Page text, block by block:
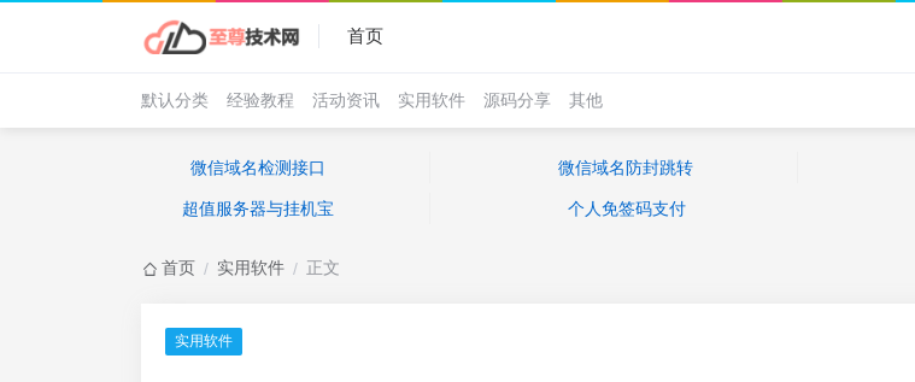
首页
默认分类 经验教程 活动资讯 实用软件 源码分享 其他
微信域名检测接口 微信域名防封跳转
超值服务器与挂机宝 个人免签码支付
首页 / 实用软件 / 正文
实用软件